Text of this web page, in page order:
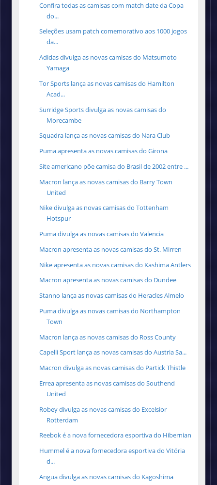
Confira todas as camisas com match date da Copa
do...
Seleções usam patch comemorativo aos 1000 jogos
da...
Adidas divulga as novas camisas do Matsumoto
Yamaga
Tor Sports lança as novas camisas do Hamilton
Acad...
Surridge Sports divulga as novas camisas do
Morecambe
Squadra lança as novas camisas do Nara Club
Puma apresenta as novas camisas do Girona
Site americano põe camisa do Brasil de 2002 entre ...
Macron lança as novas camisas do Barry Town
United
Nike divulga as novas camisas do Tottenham
Hotspur
Puma divulga as novas camisas do Valencia
Macron apresenta as novas camisas do St. Mirren
Nike apresenta as novas camisas do Kashima Antlers
Macron apresenta as novas camisas do Dundee
Stanno lança as novas camisas do Heracles Almelo
Puma divulga as novas camisas do Northampton
Town
Macron lança as novas camisas do Ross County
Capelli Sport lança as novas camisas do Austria Sa...
Macron divulga as novas camisas do Partick Thistle
Errea apresenta as novas camisas do Southend
United
Robey divulga as novas camisas do Excelsior
Rotterdam
Reebok é a nova fornecedora esportiva do Hibernian
Hummel é a nova fornecedora esportiva do Vitória
d...
Angua divulga as novas camisas do Kagoshima